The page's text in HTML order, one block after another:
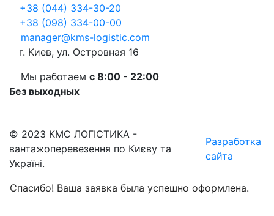
+38 (044) 334-30-20
+38 (098) 334-00-00
manager@kms-logistic.com
г. Киев, ул. Островная 16
Мы работаем с 8:00 - 22:00
Без выходных
© 2023 КМС ЛОГІСТИКА -
вантажоперевезення по Києву та
Україні.
Разработка
сайта
Спасибо! Ваша заявка была успешно оформлена.